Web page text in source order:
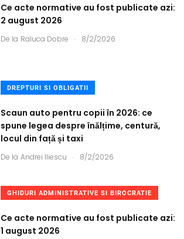
Ce acte normative au fost publicate azi:
2 august 2026
De la Raluca Dobre . 8/2/2026
DREPTURI SI OBLIGATII
Scaun auto pentru copii în 2026: ce
spune legea despre înălțime, centură,
locul din față și taxi
De la Andrei Iliescu . 8/2/2026
GHIDURI ADMINISTRATIVE SI BIROCRATIE
Ce acte normative au fost publicate azi:
1 august 2026